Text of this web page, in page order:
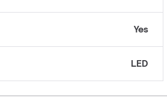
Yes
LED